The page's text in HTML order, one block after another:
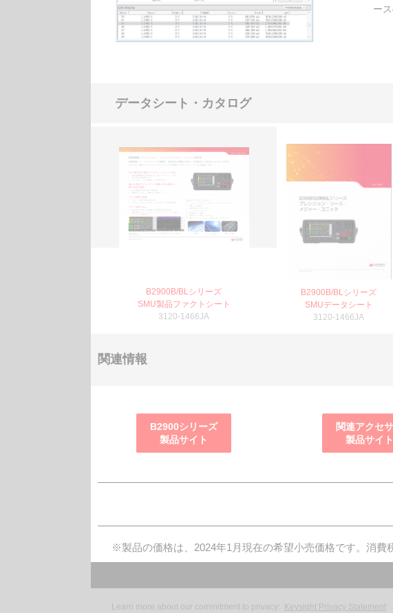
ー
データシート・カタログ
B2900B/BLシリーズ
SMU製品ファクトシート
3120-1466JA
B2900B/BLシリーズ
SMUデータシート
3120-1466JA
関連情報
B2900シリーズ
製品サイト
関連アクセ
製品サイト
※製品の価格は、2024年1月現在の希望小売価格です。消費
Learn more about our commitment to privacy: Keysight Privacy Statement